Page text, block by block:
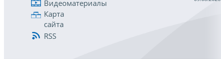
Видеоматериалы
Карта
сайта
RSS